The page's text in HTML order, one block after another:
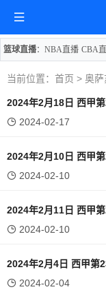
篮球直播： NBA直播 CBA
当前位置： 首页 > 奥萨
2024年2月18日 西甲
2024-02-17
2024年2月10日 西甲
2024-02-10
2024年2月11日 西甲
2024-02-10
2024年2月4日 西甲第
2024-02-04